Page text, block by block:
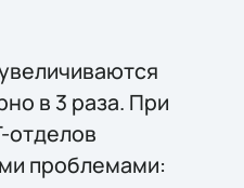
в 3 раза. При
отделов
проблемами: